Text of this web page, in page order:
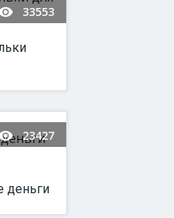
33553
23427
деньги